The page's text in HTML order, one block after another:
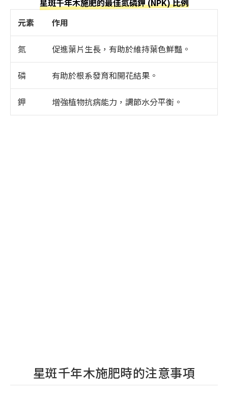
元素
作用
氮 促進葉片生長，有助於維持葉色鮮豔。
磷 有助於根系發育和開花結果。
鉀 增強植物抗病能力，調節水分平衡。
星斑千年木施肥時的注意事項